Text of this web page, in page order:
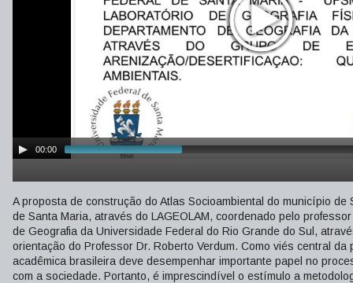
00:00
A proposta de construção do Atlas Socioambiental do município
de Santa Maria, através do LAGEOLAM, coordenado pelo
de Geografia da Universidade Federal do Rio Grande do Sul,
orientação do Professor Dr. Roberto Verdum. Como viés central
acadêmica brasileira deve desempenhar importante papel no
com a sociedade. Portanto, é imprescindível o estímulo a